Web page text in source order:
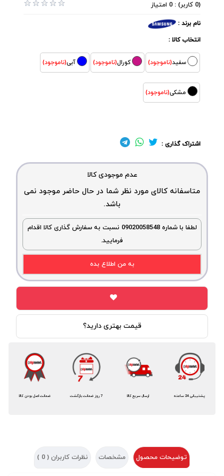
(0 کاربر) : 0 امتیاز
نام برند :
انتخاب کالا :
سفید(ناموجود) کورال(ناموجود) آبی(ناموجود)
مشکی(ناموجود)
اشتراک گذاری :
عدم موجودی کالا
متاسفانه کالای مورد نظر شما در حال حاضر موجود نمی
باشد.
لطفا با شماره 09020058548 نسبت به سفارش گذاری کالا اقدام
فرمایید.
به من اطلاع بده
قیمت بهتری دارید؟
ضمانت اصل بودن کالا 7 روز ضمانت بازگشت ارسال سریع کالا پشتیبانی 24 ساعته
توضیحات محصول مشخصات نظرات کاربران ( 0
)